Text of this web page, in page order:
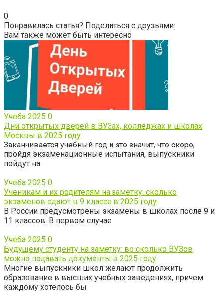
0
Понравилась статья? Поделиться с друзьями:
Вам также может быть интересно
Учеба 2025 0
Дни открытых дверей в ВУЗах, колледжах и школах
Москвы в 2025 году
Заканчивается учебный год и это значит, что скоро,
пройдя экзаменационные испытания, выпускники
пойдут на
Учеба 2025 0
Ученикам и их родителям на заметку: сколько
экзаменов сдают в 9 классе в 2025 году
В России предусмотрены экзамены в школах после 9 и
11 классов. В первом случае
Учеба 2025 0
Будущему студенту на заметку: во сколько ВУЗов
можно подавать документы в 2025 году
Многие выпускники школ желают продолжить
образование в высших учебных заведениях, причем
каждому хотелось бы